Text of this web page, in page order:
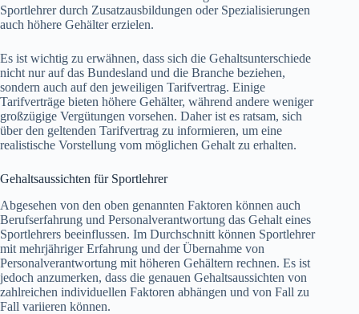
Sportlehrer durch Zusatzausbildungen oder Spezialisierungen
auch höhere Gehälter erzielen.
Es ist wichtig zu erwähnen, dass sich die Gehaltsunterschiede
nicht nur auf das Bundesland und die Branche beziehen,
sondern auch auf den jeweiligen Tarifvertrag. Einige
Tarifverträge bieten höhere Gehälter, während andere weniger
großzügige Vergütungen vorsehen. Daher ist es ratsam, sich
über den geltenden Tarifvertrag zu informieren, um eine
realistische Vorstellung vom möglichen Gehalt zu erhalten.
Gehaltsaussichten für Sportlehrer
Abgesehen von den oben genannten Faktoren können auch
Berufserfahrung und Personalverantwortung das Gehalt eines
Sportlehrers beeinflussen. Im Durchschnitt können Sportlehrer
mit mehrjähriger Erfahrung und der Übernahme von
Personalverantwortung mit höheren Gehältern rechnen. Es ist
jedoch anzumerken, dass die genauen Gehaltsaussichten von
zahlreichen individuellen Faktoren abhängen und von Fall zu
Fall variieren können.